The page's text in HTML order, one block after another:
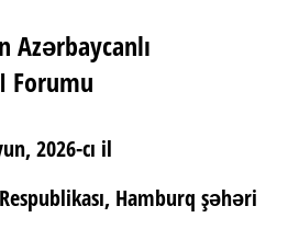
Azərbaycanlı
Forumu
2026-cı il
Hamburq şəhəri